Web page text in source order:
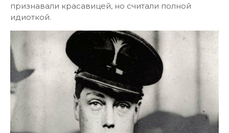
признавали красавицей, но считали полной
идиоткой.